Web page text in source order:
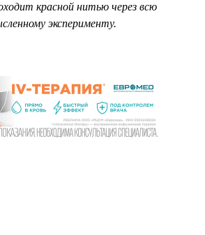
красной нитью через всю
эксперименту.